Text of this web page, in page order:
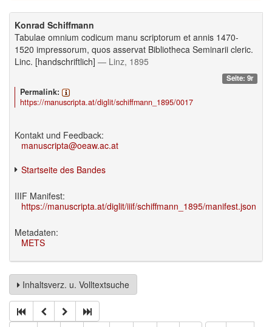
Konrad Schiffmann
Tabulae omnium codicum manu scriptorum et annis 1470-
1520 impressorum, quos asservat Bibliotheca Seminarii cleric.
Linc. [handschriftlich] — Linz, 1895
Seite: 9r
Permalink:
https://manuscripta.at/diglit/schiffmann_1895/0017
Kontakt und Feedback:
manuscripta@oeaw.ac.at
Startseite des Bandes
IIIF Manifest:
https://manuscripta.at/diglit/iiif/schiffmann_1895/manifest.json
Metadaten:
METS
Inhaltsverz. u. Volltextsuche